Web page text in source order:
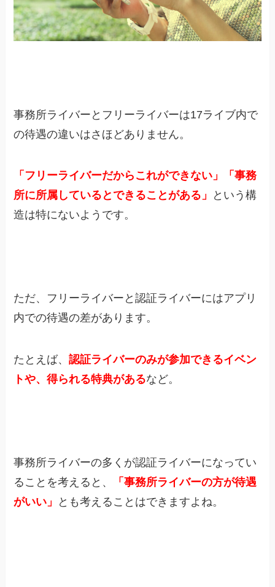
事務所ライバーとフリーライバーは17ライブ内で
の待遇の違いはさほどありません。
「フリーライバーだからこれができない」「事務
所に所属しているとできることがある」
という構
造は特にないようです。
ただ、フリーライバーと認証ライバーにはアプリ
内での待遇の差があります。
たとえば、認証ライバーのみが参加できるイベン
トや、得られる特典があるなど。
事務所ライバーの多くが認証ライバーになってい
ることを考えると、
「事務所ライバーの方が待遇
がいい」
とも考えることはできますよね。